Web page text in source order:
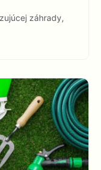
záhrady,